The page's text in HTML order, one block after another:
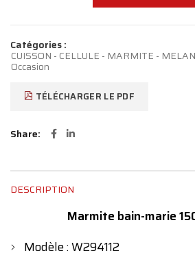
Catégories :
CUISSON - CELLULE - MARMITE -
Occasion
TÉLÉCHARGER LE PDF
Share
DESCRIPTION
Marmite bain-marie
Modèle : W294112